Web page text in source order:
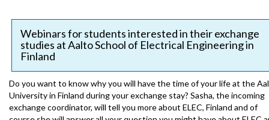
Webinars for students interested in their exchange
studies at Aalto School of Electrical Engineering in
Finland
Do you want to know why you will have the time of your life at the
University in Finland during your exchange stay? Sasha, the incoming
exchange coordinator, will tell you more about ELEC, Finland and of